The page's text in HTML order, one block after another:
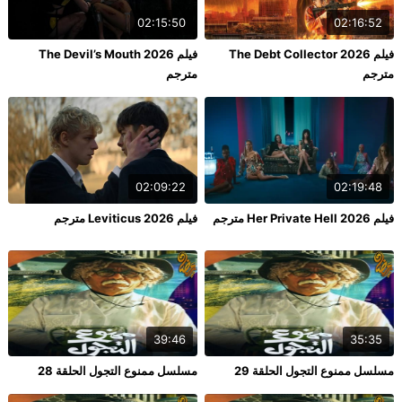
02:16:52
فيلم The Debt Collector 2026
مترجم
02:15:50
فيلم The Devil’s Mouth 2026
مترجم
02:19:48
فيلم Her Private Hell 2026 مترجم
02:09:22
فيلم Leviticus 2026 مترجم
35:35
مسلسل ممنوع التجول الحلقة 29
39:46
مسلسل ممنوع التجول الحلقة 28